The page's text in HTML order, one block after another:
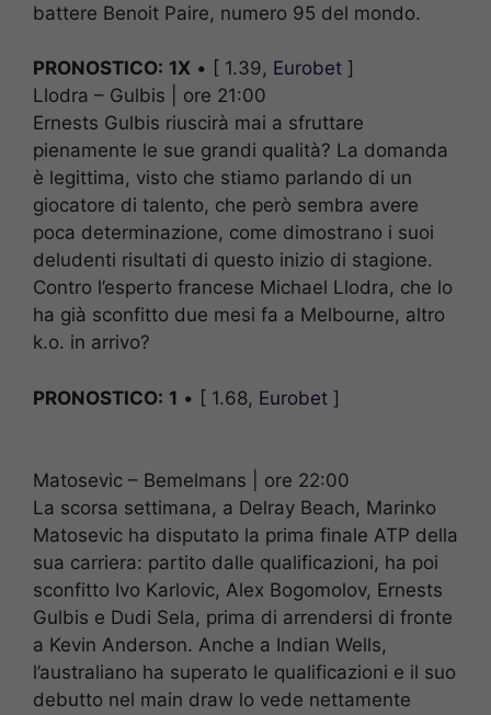
battere Benoit Paire, numero 95 del mondo.
PRONOSTICO: 1X • [ 1.39, Eurobet ]
Llodra – Gulbis | ore 21:00
Ernests Gulbis riuscirà mai a sfruttare
pienamente le sue grandi qualità? La domanda
è legittima, visto che stiamo parlando di un
giocatore di talento, che però sembra avere
poca determinazione, come dimostrano i suoi
deludenti risultati di questo inizio di stagione.
Contro l’esperto francese Michael Llodra, che lo
ha già sconfitto due mesi fa a Melbourne, altro
k.o. in arrivo?
PRONOSTICO: 1 • [ 1.68, Eurobet ]
Matosevic – Bemelmans | ore 22:00
La scorsa settimana, a Delray Beach, Marinko
Matosevic ha disputato la prima finale ATP della
sua carriera: partito dalle qualificazioni, ha poi
sconfitto Ivo Karlovic, Alex Bogomolov, Ernests
Gulbis e Dudi Sela, prima di arrendersi di fronte
a Kevin Anderson. Anche a Indian Wells,
l’australiano ha superato le qualificazioni e il suo
debutto nel main draw lo vede nettamente